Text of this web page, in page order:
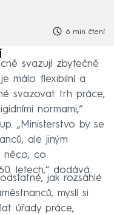
6 min čtení
svazují zbytečně
málo flexibilní a
svazovat trh práce,
normami,“
„Ministerstvo by se
ale jiným
něco, co
letech,“ dodává.
jak rozsáhlé
myslí si
úřady práce,